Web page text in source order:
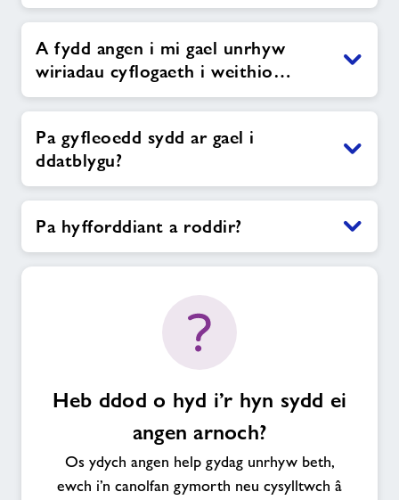
A fydd angen i mi gael unrhyw
wiriadau cyflogaeth i weithio…
Pa gyfleoedd sydd ar gael i
ddatblygu?
Pa hyfforddiant a roddir?
Heb ddod o hyd i’r hyn sydd ei
angen arnoch?
Os ydych angen help gydag unrhyw beth,
ewch i’n canolfan gymorth neu cysylltwch â